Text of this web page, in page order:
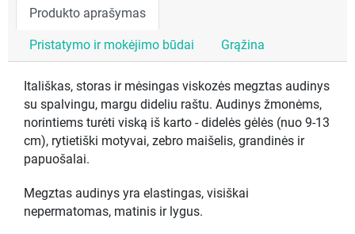
Produkto aprašymas
Pristatymo ir mokėjimo būdai Grąžina
Itališkas, storas ir mėsingas viskozės megztas audinys
su spalvingu, margu dideliu raštu. Audinys žmonėms,
norintiems turėti viską iš karto - didelės gėlės (nuo 9-13
cm), rytietiški motyvai, zebro maišelis, grandinės ir
papuošalai.
Megztas audinys yra elastingas, visiškai
nepermatomas, matinis ir lygus.